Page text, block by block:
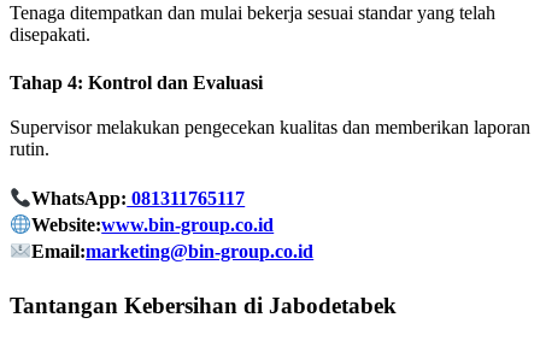
Tenaga ditempatkan dan mulai bekerja sesuai standar yang telah
disepakati.
Tahap 4: Kontrol dan Evaluasi
Supervisor melakukan pengecekan kualitas dan memberikan laporan
rutin.
WhatsApp: 081311765117
Website:www.bin-group.co.id
Email:marketing@bin-group.co.id
Tantangan Kebersihan di Jabodetabek